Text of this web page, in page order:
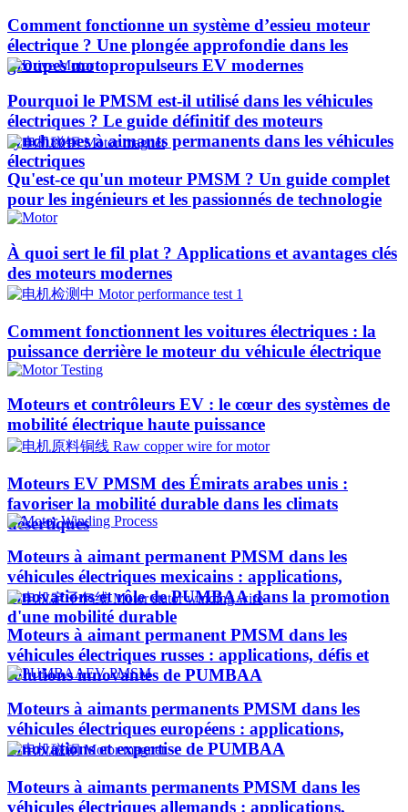
Comment fonctionne un système d’essieu moteur
électrique ? Une plongée approfondie dans les
groupes motopropulseurs EV modernes
Pourquoi le PMSM est-il utilisé dans les véhicules
électriques ? Le guide définitif des moteurs
synchrones à aimants permanents dans les véhicules
électriques
Qu'est-ce qu'un moteur PMSM ? Un guide complet
pour les ingénieurs et les passionnés de technologie
À quoi sert le fil plat ? Applications et avantages clés
des moteurs modernes
Comment fonctionnent les voitures électriques : la
puissance derrière le moteur du véhicule électrique
Moteurs et contrôleurs EV : le cœur des systèmes de
mobilité électrique haute puissance
Moteurs EV PMSM des Émirats arabes unis :
favoriser la mobilité durable dans les climats
désertiques
Moteurs à aimant permanent PMSM dans les
véhicules électriques mexicains : applications,
innovations et rôle de PUMBAA dans la promotion
d'une mobilité durable
Moteurs à aimant permanent PMSM dans les
véhicules électriques russes : applications, défis et
solutions innovantes de PUMBAA
Moteurs à aimants permanents PMSM dans les
véhicules électriques européens : applications,
innovations et expertise de PUMBAA
Moteurs à aimants permanents PMSM dans les
véhicules électriques allemands : applications,